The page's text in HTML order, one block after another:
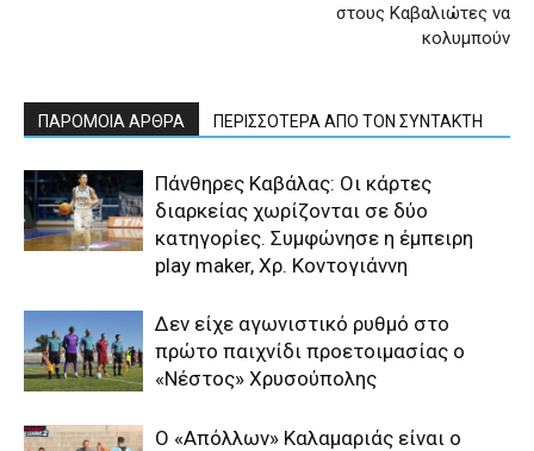
στους Καβαλιώτες να
κολυμπούν
ΠΑΡΟΜΟΙΑ ΑΡΘΡΑ ΠΕΡΙΣΣΟΤΕΡΑ ΑΠΟ ΤΟΝ ΣΥΝΤΑΚΤΗ
Πάνθηρες Καβάλας: Οι κάρτες
διαρκείας χωρίζονται σε δύο
κατηγορίες. Συμφώνησε η έμπειρη
play maker, Χρ. Κοντογιάννη
Δεν είχε αγωνιστικό ρυθμό στο
πρώτο παιχνίδι προετοιμασίας ο
«Νέστος» Χρυσούπολης
Ο «Απόλλων» Καλαμαριάς είναι ο